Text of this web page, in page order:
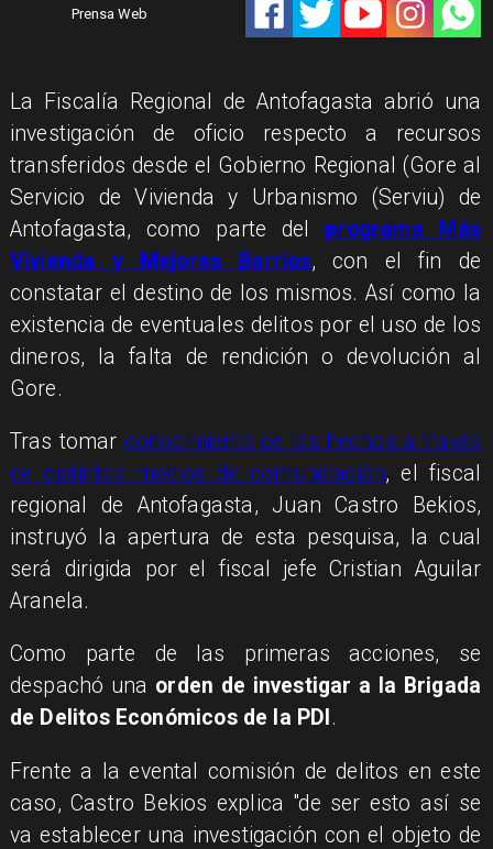
Prensa Web
La Fiscalía Regional de Antofagasta abrió una
investigación de oficio respecto a recursos
transferidos desde el Gobierno Regional (Gore al
Servicio de Vivienda y Urbanismo (Serviu) de
Antofagasta, como parte del programa Más
Vivienda y Mejores Barrios, con el fin de
constatar el destino de los mismos. Así como la
existencia de eventuales delitos por el uso de los
dineros, la falta de rendición o devolución al
Gore.
Tras tomar conocimiento de los hechos a través
de distintos medios de comunicación, el fiscal
regional de Antofagasta, Juan Castro Bekios,
instruyó la apertura de esta pesquisa, la cual
será dirigida por el fiscal jefe Cristian Aguilar
Aranela.
Como parte de las primeras acciones, se
despachó una orden de investigar a la Brigada
de Delitos Económicos de la PDI .
Frente a la evental comisión de delitos en este
caso, Castro Bekios explica "de ser esto así se
va establecer una investigación con el objeto de